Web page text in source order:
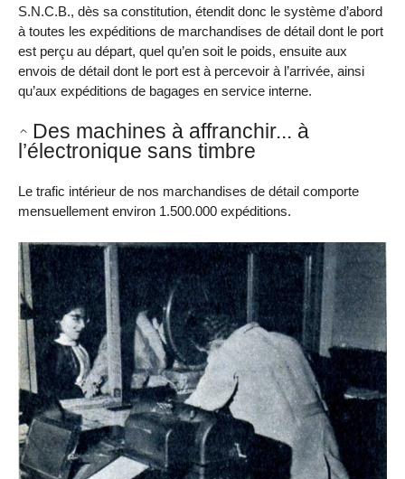
S.N.C.B., dès sa constitution, étendit donc le système d’abord
à toutes les expéditions de marchandises de détail dont le port
est perçu au départ, quel qu’en soit le poids, ensuite aux
envois de détail dont le port est à percevoir à l’arrivée, ainsi
qu’aux expéditions de bagages en service interne.
Des machines à affranchir... à
l’électronique sans timbre
Le trafic intérieur de nos marchandises de détail comporte
mensuellement environ 1.500.000 expéditions.